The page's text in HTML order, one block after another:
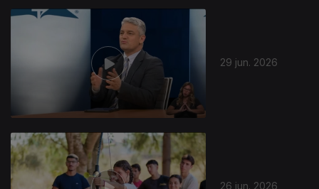
29 jun. 2026
26 jun. 2026